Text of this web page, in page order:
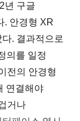
년 구글
. 안경형 XR
. 결과적으로
의를 일정
전의 안경형
연결해야
거나